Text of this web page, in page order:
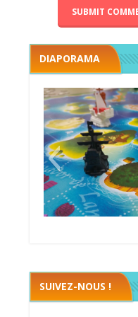
DIAPORAMA
SUIVEZ-NOUS !